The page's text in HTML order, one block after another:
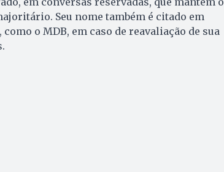
Seu nome também é citado em
o MDB, em caso de reavaliação de sua